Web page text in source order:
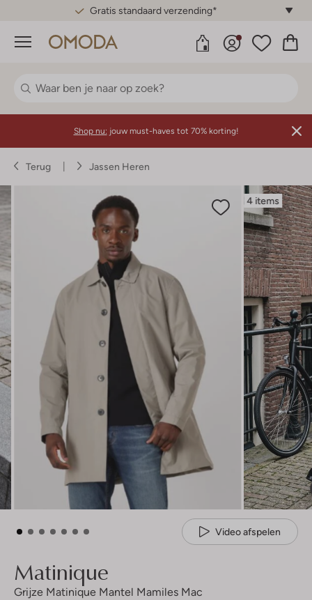
Gratis standaard verzending*
Menu
Shop nu: jouw must-haves tot 70% korting!
Terug Jassen Heren
4 items
Video afspelen
Matinique
Grijze Matinique Mantel Mamiles Mac